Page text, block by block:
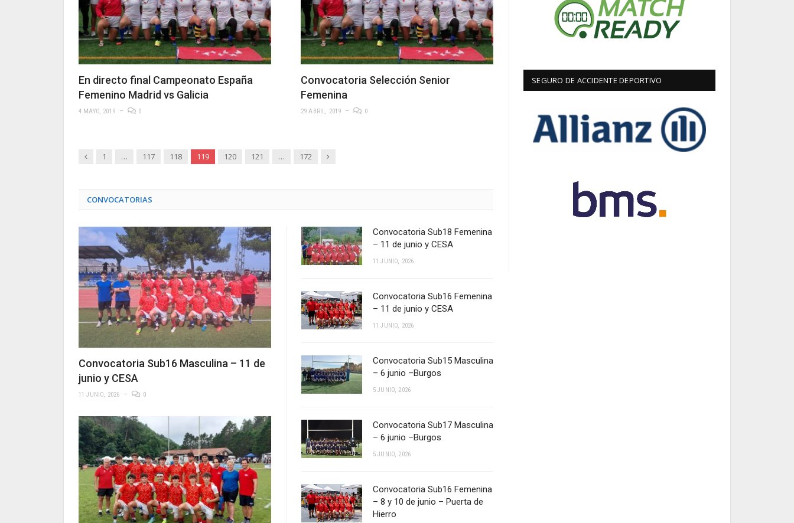
En directo final Campeonato España
Femenino Madrid vs Galicia
4 MAYO, 2019 0
Convocatoria Selección Senior
Femenina
29 ABRIL, 2019 0
Anterior
1 … 117 118 119 120 121 … 172 Siguiente
CONVOCATORIAS
Convocatoria Sub16 Masculina – 11 de
junio y CESA
11 JUNIO, 2026 0
Convocatoria Sub18 Femenina
– 11 de junio y CESA
11 JUNIO, 2026
Convocatoria Sub16 Femenina
– 11 de junio y CESA
11 JUNIO, 2026
Convocatoria Sub15 Masculina
– 6 junio –Burgos
5 JUNIO, 2026
Convocatoria Sub17 Masculina
– 6 junio –Burgos
5 JUNIO, 2026
Convocatoria Sub16 Femenina
– 8 y 10 de junio – Puerta de
Hierro
SEGURO DE ACCIDENTE DEPORTIVO